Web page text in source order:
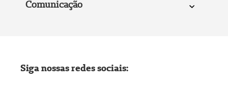
Comunicação
Siga nossas redes sociais: